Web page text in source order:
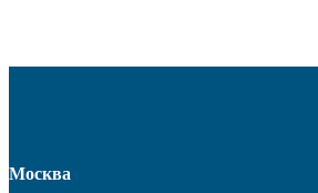
Москва